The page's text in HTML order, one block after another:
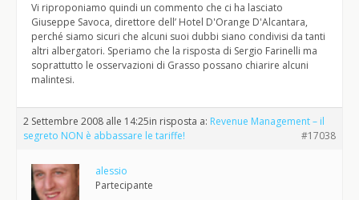
Vi riproponiamo quindi un commento che ci ha lasciato
Giuseppe Savoca, direttore dell’ Hotel D'Orange D'Alcantara,
perché siamo sicuri che alcuni suoi dubbi siano condivisi da tanti
altri albergatori. Speriamo che la risposta di Sergio Farinelli ma
soprattutto le osservazioni di Grasso possano chiarire alcuni
malintesi.
2 Settembre 2008 alle 14:25in risposta a: Revenue Management – il
segreto NON è abbassare le tariffe!
#17038
alessio
Partecipante